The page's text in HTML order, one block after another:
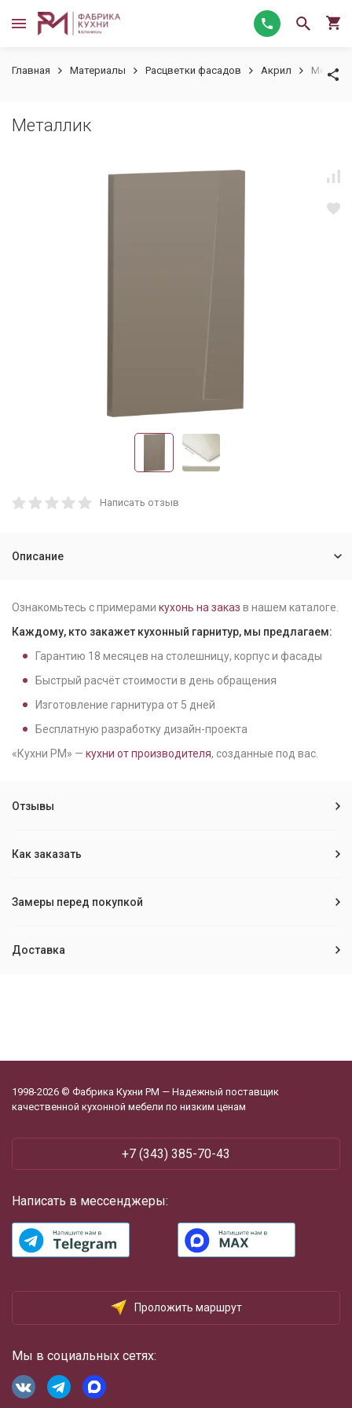
Главная Материалы Расцветки фасадов Акрил
Металлик
Написать отзыв
Описание
Ознакомьтесь с примерами кухонь на заказ в нашем каталоге.
Каждому, кто закажет кухонный гарнитур, мы предлагаем:
Гарантию 18 месяцев на столешницу, корпус и фасады
Быстрый расчёт стоимости в день обращения
Изготовление гарнитура от 5 дней
Бесплатную разработку дизайн-проекта
«Кухни РМ» — кухни от производителя, созданные под вас.
Отзывы
Как заказать
Замеры перед покупкой
Доставка
1998-2026 © Фабрика Кухни РМ — Надежный поставщик
качественной кухонной мебели по низким ценам
+7 (343) 385-70-43
Написать в мессенджеры:
Проложить маршрут
Мы в социальных сетях: